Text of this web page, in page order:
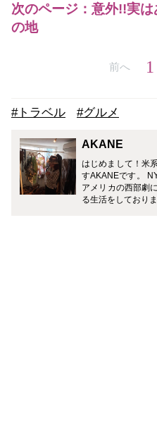
次のページ：意外!!実
の地
前へ 1
#トラベル #グルメ
AKANE
はじめまして！米
すAKANEです。
アメリカの西部劇
る生活をしており